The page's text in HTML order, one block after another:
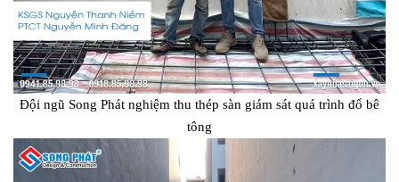
Đội ngũ Song Phát nghiệm thu thép sàn giám sát quá trình đổ bê
tông